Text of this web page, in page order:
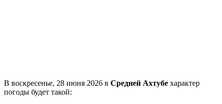
В воскресенье, 28 июня 2026 в Средней Ахтубе характер
погоды будет такой: